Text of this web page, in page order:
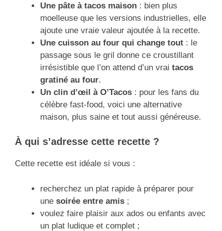
Une pâte à tacos maison : bien plus
moelleuse que les versions industrielles, elle
ajoute une vraie valeur ajoutée à la recette.
Une cuisson au four qui change tout : le
passage sous le gril donne ce croustillant
irrésistible que l’on attend d’un vrai tacos
gratiné au four.
Un clin d’œil à O’Tacos : pour les fans du
célèbre fast-food, voici une alternative
maison, plus saine et tout aussi généreuse.
À qui s’adresse cette recette ?
Cette recette est idéale si vous :
recherchez un plat rapide à préparer pour
une soirée entre amis ;
voulez faire plaisir aux ados ou enfants avec
un plat ludique et complet ;